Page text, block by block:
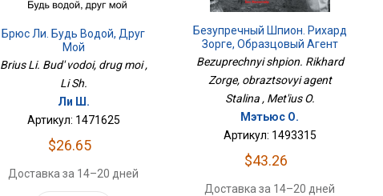
Брюс Ли. Будь Водой, Друг
Мой
Brius Li. Bud' vodoi, drug moi ,
Li Sh.
Ли Ш.
Артикул: 1471625
$26.65
Доставка за 14–20 дней
Безупречный Шпион. Рихард
Зорге, Образцовый Агент
Сталина
Bezuprechnyi shpion. Rikhard
Zorge, obraztsovyi agent
Stalina , Met'ius O.
Мэтьюс О.
Артикул: 1493315
$43.26
Доставка за 14–20 дней